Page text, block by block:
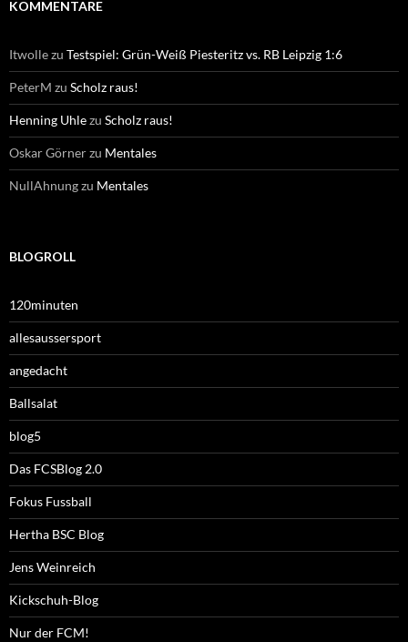
KOMMENTARE
Itwollezu Testspiel: Grün-Weiß Piesteritz vs. RB Leipzig 1:6
PeterM zu Scholz raus!
Henning Uhlezu Scholz raus!
Oskar Görnerzu Mentales
NullAhnungzu Mentales
BLOGROLL
120minuten
allesaussersport
angedacht
Ballsalat
blog5
Das FCSBlog 2.0
Fokus Fussball
Hertha BSC Blog
Jens Weinreich
Kickschuh-Blog
Nur der FCM!